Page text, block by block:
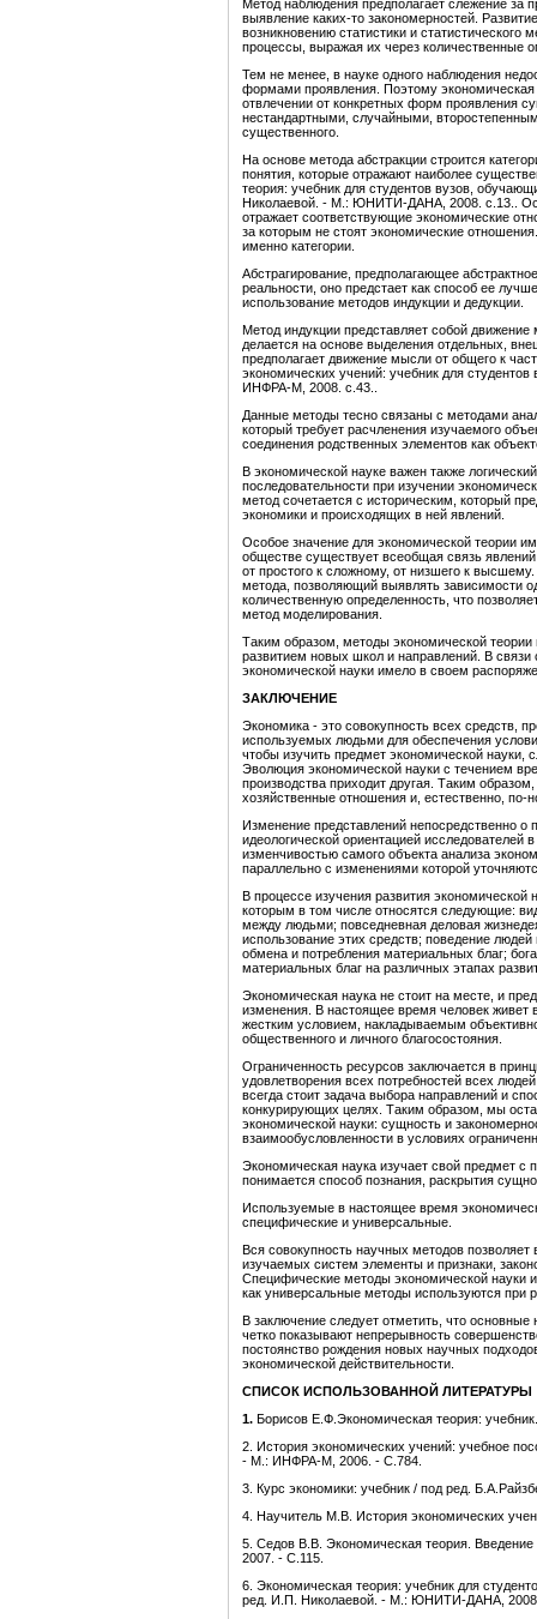
Метод наблюдения предполагает слежение за
выявление каких-то закономерностей.
возникновению статистики и статистического
процессы, выражая их через количественные
Тем не менее, в науке одного наблюдения
формами проявления. Поэтому
отвлечении от конкретных форм проявления
нестандартными, случайными,
существенного.
На основе метода абстракции строится
понятия, которые отражают наиболее
теория: учебник для студентов вузов,
Николаевой. - М.: ЮНИТИ-ДАНА, 2008. с.13..
отражает соответствующие экономические
за которым не стоят экономические
именно категории.
Абстрагирование, предполагающее
реальности, оно предстает как способ ее
использование методов индукции и дедукции.
Метод индукции представляет собой
делается на основе выделения отдельных,
предполагает движение мысли от общего к
экономических учений: учебник для
ИНФРА-М, 2008. с.43..
Данные методы тесно связаны с методами
который требует расчленения изучаемого
соединения родственных элементов как
В экономической науке важен также
последовательности при изучении
метод сочетается с историческим, который
экономики и происходящих в ней явлений.
Особое значение для экономической теории
обществе существует всеобщая связь
от простого к сложному, от низшего к
метода, позволяющий выявлять зависимости
количественную определенность, что
метод моделирования.
Таким образом, методы экономической
развитием новых школ и направлений. В
экономической науки имело в своем
ЗАКЛЮЧЕНИЕ
Экономика - это совокупность всех средств,
используемых людьми для обеспечения
чтобы изучить предмет экономической науки,
Эволюция экономической науки с течением
производства приходит другая. Таким
хозяйственные отношения и, естественно, по-
Изменение представлений непосредственно о
идеологической ориентацией исследователей
изменчивостью самого объекта анализа
параллельно с изменениями которой
В процессе изучения развития
которым в том числе относятся следующие:
между людьми; повседневная деловая
использование этих средств; поведение
обмена и потребления материальных благ;
материальных благ на различных этапах
Экономическая наука не стоит на месте, и
изменения. В настоящее время человек живет
жестким условием, накладываемым
общественного и личного благосостояния.
Ограниченность ресурсов заключается в
удовлетворения всех потребностей всех
всегда стоит задача выбора направлений и
конкурирующих целях. Таким образом, мы
экономической науки: сущность и
взаимообусловленности в условиях
Экономическая наука изучает свой предмет
понимается способ познания, раскрытия
Используемые в настоящее время
специфические и универсальные.
Вся совокупность научных методов
изучаемых систем элементы и признаки,
Специфические методы экономической науки
как универсальные методы используются при
В заключение следует отметить, что
четко показывают непрерывность
постоянство рождения новых научных
экономической действительности.
СПИСОК ИСПОЛЬЗОВАННОЙ ЛИТЕРАТУРЫ
1. Борисов Е.Ф.Экономическая теория:
2. История экономических учений: учебное
- М.: ИНФРА-М, 2006. - С.784.
3. Курс экономики: учебник / под ред.
4. Научитель М.В. История экономических
5. Седов В.В. Экономическая теория.
2007. - С.115.
6. Экономическая теория: учебник для
ред. И.П. Николаевой. - М.: ЮНИТИ-ДАНА,